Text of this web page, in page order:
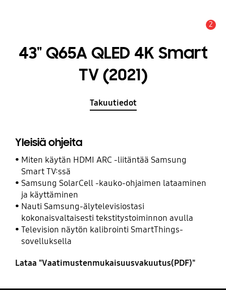
2
43" Q65A QLED 4K Smart
TV (2021)
Takuutiedot
Yleisiä ohjeita
Miten käytän HDMI ARC -liitäntää Samsung
Smart TV:ssä
Samsung SolarCell -kauko-ohjaimen lataaminen
ja käyttäminen
Nauti Samsung-älytelevisiostasi
kokonaisvaltaisesti tekstitystoiminnon avulla
Television näytön kalibrointi SmartThings-
sovelluksella
Lataa "Vaatimustenmukaisuusvakuutus(PDF)"